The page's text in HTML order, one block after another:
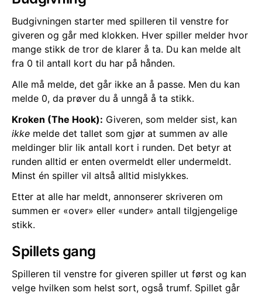
Budgivningen starter med spilleren til venstre for
giveren og går med klokken. Hver spiller melder hvor
mange stikk de tror de klarer å ta. Du kan melde alt
fra 0 til antall kort du har på hånden.
Alle må melde, det går ikke an å passe. Men du kan
melde 0, da prøver du å unngå å ta stikk.
Kroken (The Hook): Giveren, som melder sist, kan
ikke melde det tallet som gjør at summen av alle
meldinger blir lik antall kort i runden. Det betyr at
runden alltid er enten overmeldt eller undermeldt.
Minst én spiller vil altså alltid mislykkes.
Etter at alle har meldt, annonserer skriveren om
summen er «over» eller «under» antall tilgjengelige
stikk.
Spillets gang
Spilleren til venstre for giveren spiller ut først og kan
velge hvilken som helst sort, også trumf. Spillet går